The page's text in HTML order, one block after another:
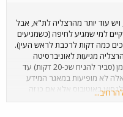
ויש עוד יותר מהרצליה לת"א, אבל
למי שמגיע לחיפה (כשמגיעים
כמה דקות לרכבת לראש העין).
מגיעות לאוניברסיטה
בשעות אחרות, וצריך לחכות הרבה זמן (סביר להניח שכ-20 דקות) עד
לא מופיעות במאגר המידע
באוטובוס אלא אם כן זה
מהרצליה לראש העין לוקח
גבוהה לראש העין יש רק